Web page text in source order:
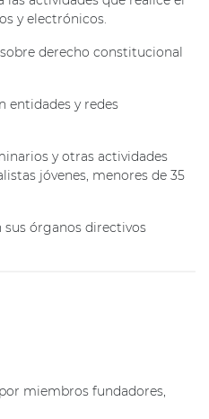
y electrónicos.
derecho constitucional
y redes
y otras actividades
jóvenes, menores de 35
órganos directivos
miembros fundadores,